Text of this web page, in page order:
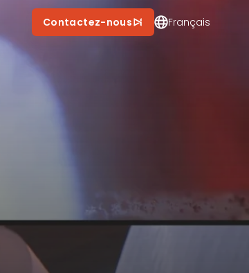
Contactez New Impact
Contactez-nous Français